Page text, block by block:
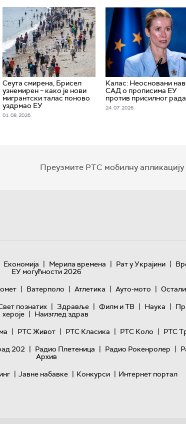
Сеута смирена, Брисел
узнемирен – како је нови
мигрантски талас поново
уздрмао ЕУ
01. 08. 2026.
Калас: Неосновани
САД о прописима ЕУ
против присилног рада
24. 07. 2026.
Преузмите РТС мобилну апликацију
Економија | Мерила времена | Рат у Украјини |
ЕУ могућности 2026
| Ватерполо | Атлетика | Ауто-мото |
познатих | Здравље | Филм и ТВ | Наука |
хероје | Наизглед здрав
| РТС Живот | РТС Класика | РТС Коло | РТС
202 | Радио Плетеница | Радио Рокенролер |
Архив
| Јавне набавке | Конкурси | Интернет портал